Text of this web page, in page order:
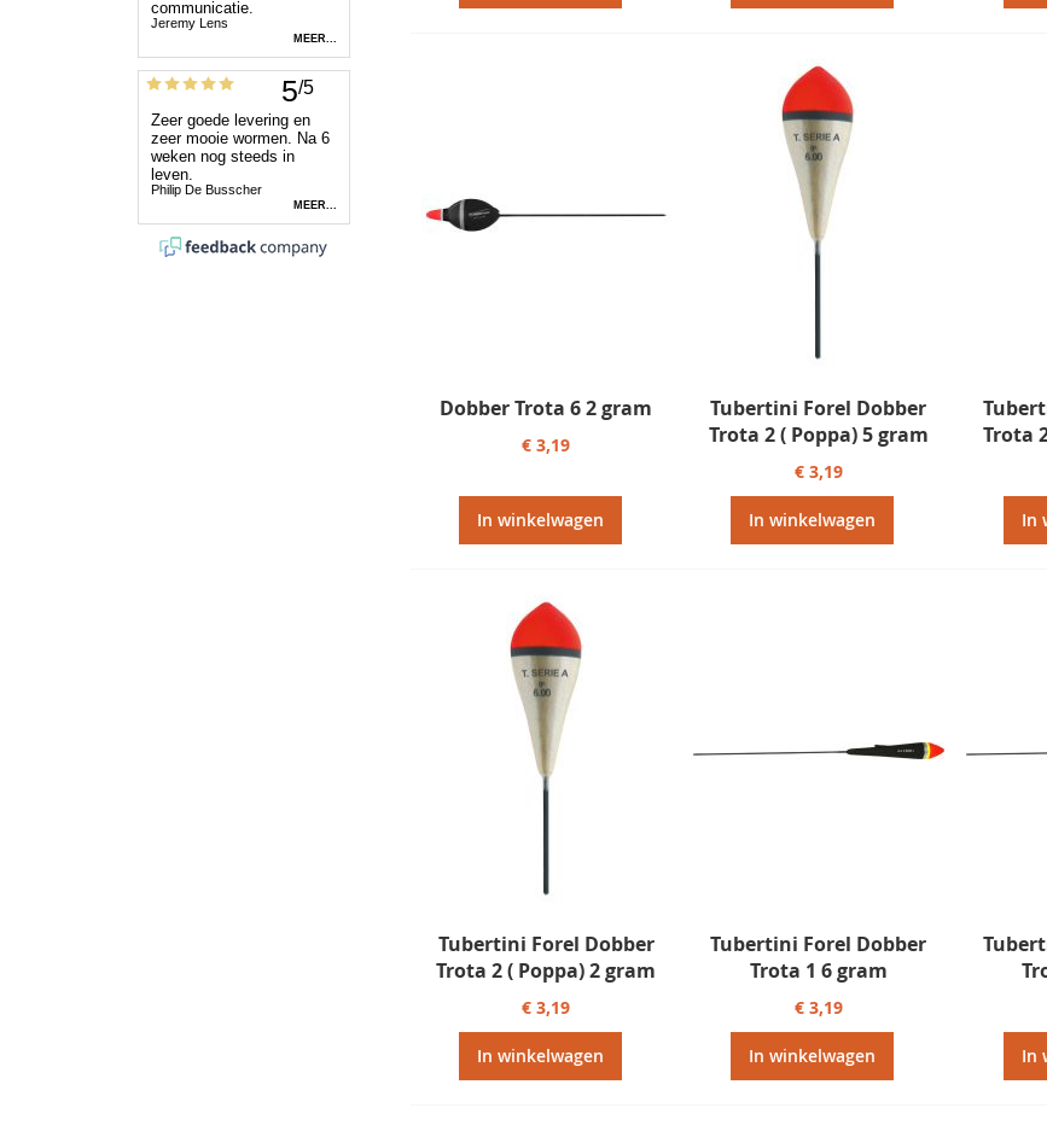
Dobber Trota 6 2 gram
€ 3,19
In winkelwagen
Tubertini Forel Dobber
Trota 2 ( Poppa) 5 gram
€ 3,19
In winkelwagen
Trota
In
Tubertini Forel Dobber
Trota 2 ( Poppa) 2 gram
€ 3,19
In winkelwagen
Tubertini Forel Dobber
Trota 1 6 gram
€ 3,19
In winkelwagen In